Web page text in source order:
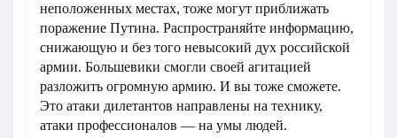
неположенных местах, тоже могут приближать
поражение Путина. Распространяйте информацию,
снижающую и без того невысокий дух российской
армии. Большевики смогли своей агитацией
разложить огромную армию. И вы тоже сможете.
Это атаки дилетантов направлены на технику,
атаки профессионалов — на умы людей.